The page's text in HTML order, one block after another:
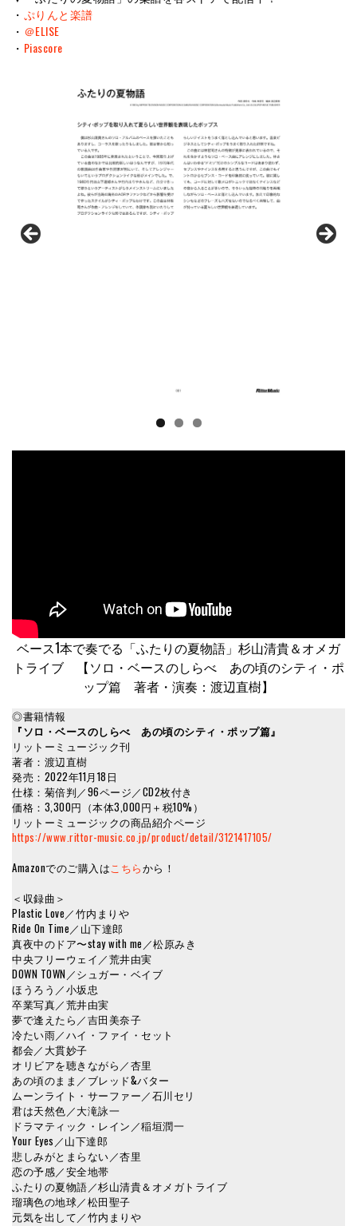
・ ぷりんと楽譜
・ ＠ELISE
・ Piascore
ベース1本で奏でる「ふたりの夏物語」杉山清貴＆オメガ
トライブ 【ソロ・ベースのしらべ あの頃のシティ・ポ
ップ篇 著者・演奏：渡辺直樹】
◎書籍情報
『ソロ・ベースのしらべ あの頃のシティ・ポップ篇』
リットーミュージック刊
著者：渡辺直樹
発売：2022年11月18日
仕様：菊倍判／96ページ／CD2枚付き
価格：3,300円（本体3,000円＋税10%）
リットーミュージックの商品紹介ページ
https://www.rittor-music.co.jp/product/detail/3121417105/
Amazonでのご購入はこちらから！
＜収録曲＞
Plastic Love／竹内まりや
Ride On Time／山下達郎
真夜中のドア〜stay with me／松原みき
中央フリーウェイ／荒井由実
DOWN TOWN／シュガー・ベイブ
ほうろう／小坂忠
卒業写真／荒井由実
夢で逢えたら／吉田美奈子
冷たい雨／ハイ・ファイ・セット
都会／大貫妙子
オリビアを聴きながら／杏里
あの頃のまま／ブレッド&バター
ムーンライト・サーファー／石川セリ
君は天然色／大滝詠一
ドラマティック・レイン／稲垣潤一
Your Eyes／山下達郎
悲しみがとまらない／杏里
恋の予感／安全地帯
ふたりの夏物語／杉山清貴＆オメガトライブ
瑠璃色の地球／松田聖子
元気を出して／竹内まりや